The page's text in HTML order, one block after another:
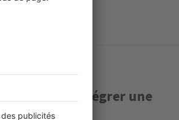
pour intégrer une